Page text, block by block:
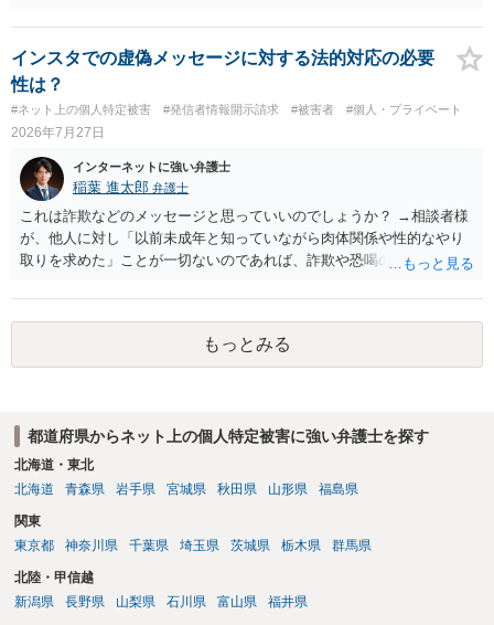
いても，アカウントを特定したうえで，ネットストーカーとして晒し
たのであれば，かかる行為に権利侵害性が認められる可能性はあるで
しょう。
インスタでの虚偽メッセージに対する法的対応の必要
性は？
#ネット上の個人特定被害 #発信者情報開示請求 #被害者 #個人・プライベート
2026年7月27日
インターネットに強い弁護士
稲葉 進太郎 弁護士
これは詐欺などのメッセージと思っていいのでしょうか？ →相談者様
が、他人に対し「以前未成年と知っていながら肉体関係や性的なやり
取りを求めた」ことが一切ないのであれば、詐欺や恐喝の可能性が高
もっとみる
都道府県からネット上の個人特定被害に強い弁護士を探す
北海道・東北
北海道
青森県 岩手県 宮城県 秋田県 山形県 福島県
関東
東京都
神奈川県 千葉県 埼玉県 茨城県 栃木県 群馬県
北陸・甲信越
新潟県
長野県 山梨県 石川県 富山県 福井県